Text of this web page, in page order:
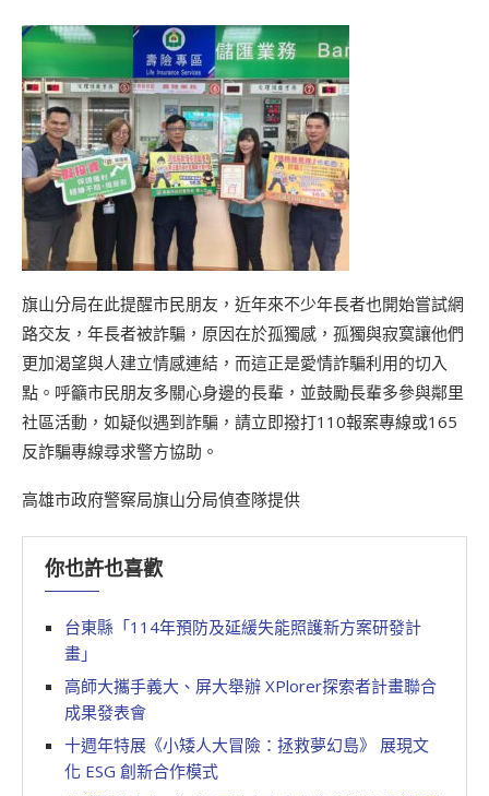
旗山分局在此提醒市民朋友，近年來不少年長者也開始嘗試網
路交友，年長者被詐騙，原因在於孤獨感，孤獨與寂寞讓他們
更加渴望與人建立情感連結，而這正是愛情詐騙利用的切入
點。呼籲市民朋友多關心身邊的長輩，並鼓勵長輩多參與鄰里
社區活動，如疑似遇到詐騙，請立即撥打110報案專線或165
反詐騙專線尋求警方協助。
高雄市政府警察局旗山分局偵查隊提供
你也許也喜歡
台東縣「114年預防及延緩失能照護新方案研發計
畫」
高師大攜手義大、屏大舉辦 XPlorer探索者計畫聯合
成果發表會
十週年特展《小矮人大冒險：拯救夢幻島》 展現文
化 ESG 創新合作模式